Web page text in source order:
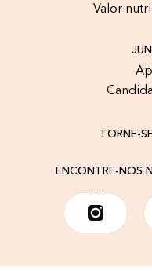
Valor
TORNE-
ENCONTRE-NOS